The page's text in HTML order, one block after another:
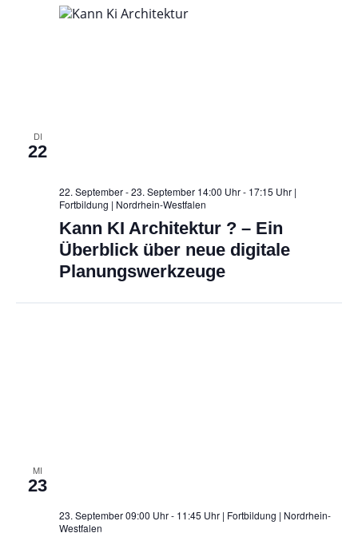
DI
22
22. September - 23. September 14:00 Uhr - 17:15 Uhr |
Fortbildung | Nordrhein-Westfalen
Kann KI Architektur ? – Ein
Überblick über neue digitale
Planungswerkzeuge
MI
23
23. September 09:00 Uhr - 11:45 Uhr | Fortbildung | Nordrhein-
Westfalen